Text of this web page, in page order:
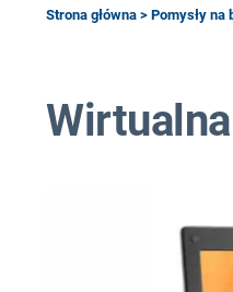
Strona główna > Pomysły na